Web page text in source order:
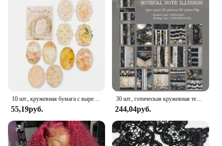
10 шт., кружевная бумага с вырезами, в винтажном стиле
55,19руб.
30 шт., готическая кружевная тема, бумажный коллаж, декоративная бумага, материал для скрапбукинга, дневник ручной работы, альбом, принадлежности для журналов
244,04руб.